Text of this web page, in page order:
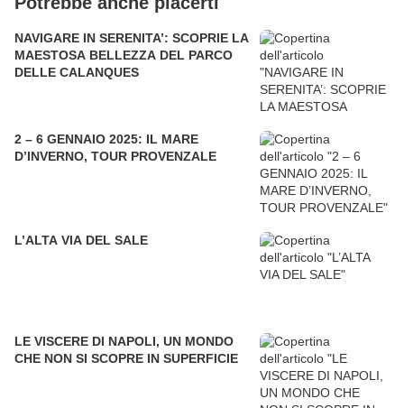
NAVIGARE IN SERENITA’: SCOPRIE LA
MAESTOSA BELLEZZA DEL PARCO
DELLE CALANQUES
2 – 6 GENNAIO 2025: IL MARE
D’INVERNO, TOUR PROVENZALE
L’ALTA VIA DEL SALE
LE VISCERE DI NAPOLI, UN MONDO
CHE NON SI SCOPRE IN SUPERFICIE